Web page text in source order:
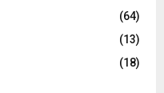
(64)
(13)
(18)